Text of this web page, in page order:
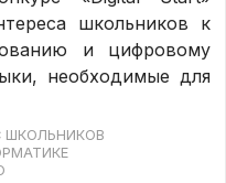
школьников к
и цифровому
необходимые для
ШКОЛЬНИКОВ